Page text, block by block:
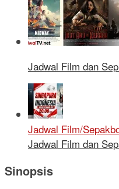
Jadwal Film dan
Jadwal Film/
Jadwal Film dan
Sinopsis